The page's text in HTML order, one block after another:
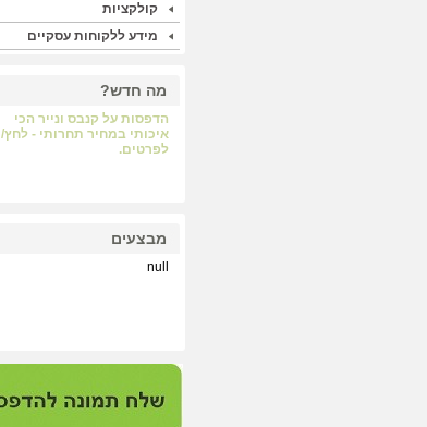
קולקציות
מידע ללקוחות עסקיים
מה חדש?
מערכת התאמת מסגרות
וסימולציה - לחץ/י לפרטים.
ותמונות - לחץ/י לפרטים.
מבצעים
null